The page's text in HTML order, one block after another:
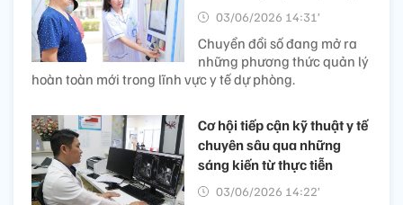
03/06/2026 14:31’
Chuyển đổi số đang mở ra
những phương thức quản lý
hoàn toàn mới trong lĩnh vực y tế dự phòng.
Cơ hội tiếp cận kỹ thuật y tế
chuyên sâu qua những
sáng kiến từ thực tiễn
03/06/2026 14:22’